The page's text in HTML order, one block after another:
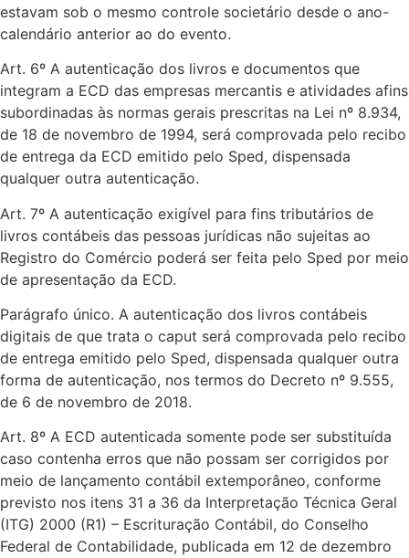
estavam sob o mesmo controle societário desde o ano-
calendário anterior ao do evento.
Art. 6º A autenticação dos livros e documentos que
integram a ECD das empresas mercantis e atividades afins
subordinadas às normas gerais prescritas na Lei nº 8.934,
de 18 de novembro de 1994, será comprovada pelo recibo
de entrega da ECD emitido pelo Sped, dispensada
qualquer outra autenticação.
Art. 7º A autenticação exigível para fins tributários de
livros contábeis das pessoas jurídicas não sujeitas ao
Registro do Comércio poderá ser feita pelo Sped por meio
de apresentação da ECD.
Parágrafo único. A autenticação dos livros contábeis
digitais de que trata o caput será comprovada pelo recibo
de entrega emitido pelo Sped, dispensada qualquer outra
forma de autenticação, nos termos do Decreto nº 9.555,
de 6 de novembro de 2018.
Art. 8º A ECD autenticada somente pode ser substituída
caso contenha erros que não possam ser corrigidos por
meio de lançamento contábil extemporâneo, conforme
previsto nos itens 31 a 36 da Interpretação Técnica Geral
(ITG) 2000 (R1) – Escrituração Contábil, do Conselho
Federal de Contabilidade, publicada em 12 de dezembro